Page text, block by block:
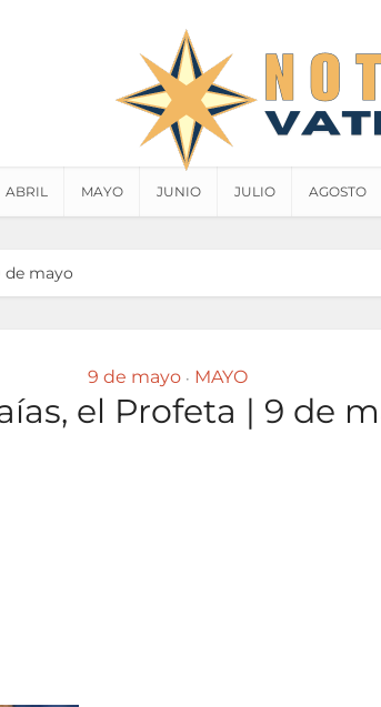
ABRIL MAYO JUNIO JULIO AGOSTO
de mayo
9 de mayo • MAYO
el Profeta | 9 de